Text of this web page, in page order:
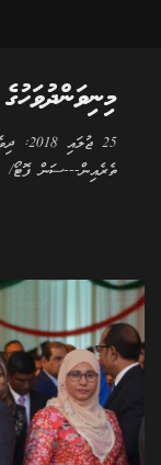
ތެރެއިން---ސަން ފޮޓޯ/